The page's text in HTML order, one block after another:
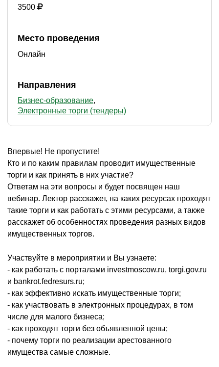
3500
Место проведения
Онлайн
Направления
Бизнес-образование
Электронные торги (тендеры)
Впервые! Не пропустите!
Кто и по каким правилам проводит имущественные
торги и как принять в них участие?
Ответам на эти вопросы и будет посвящен наш
вебинар. Лектор расскажет, на каких ресурсах проходят
такие торги и как работать с этими ресурсами, а также
расскажет об особенностях проведения разных видов
имущественных торгов.
Участвуйте в мероприятии и Вы узнаете:
- как работать с порталами investmoscow.ru, torgi.gov.ru
и bankrot.fedresurs.ru;
- как эффективно искать имущественные торги;
- как участвовать в электронных процедурах, в том
числе для малого бизнеса;
- как проходят торги без объявленной цены;
- почему торги по реализации арестованного
имущества самые сложные.